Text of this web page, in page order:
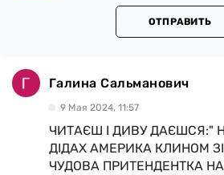
ОТПРАВИТЬ
Галина Сальманович
9 Мая 2024, 11:57
ЧИТАЄШ І ДИВУ ДАЄШСЯ:"
ДІДАХ АМЕРИКА КЛИНОМ
ЧУДОВА ПРИТЕНДЕНТКА